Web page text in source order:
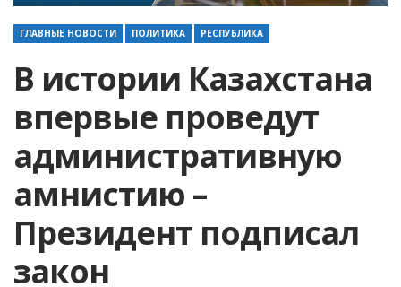
ГЛАВНЫЕ НОВОСТИ ПОЛИТИКА РЕСПУБЛИКА
В истории Казахстана
впервые проведут
административную
амнистию –
Президент подписал
закон